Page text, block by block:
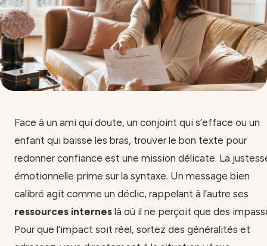
Face à un ami qui doute, un conjoint qui s’efface ou un
enfant qui baisse les bras, trouver le bon texte pour
redonner confiance est une mission délicate. La
émotionnelle prime sur la syntaxe. Un message bien
calibré agit comme un déclic, rappelant à l’autre ses
ressources internes là où il ne perçoit que des
Pour que l’impact soit réel, sortez des généralités et